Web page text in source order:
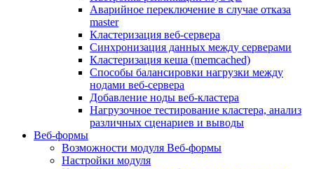
Аварийное переключение в случае отказа
master
Кластеризация веб-сервера
Синхронизация данных между серверами
Кластеризация кеша (memcached)
Способы балансировки нагрузки между
нодами веб-сервера
Добавление ноды веб-кластера
Нагрузочное тестирование кластера, анализ
различных сценариев и выводы
Веб-формы
Возможности модуля Веб-формы
Настройки модуля